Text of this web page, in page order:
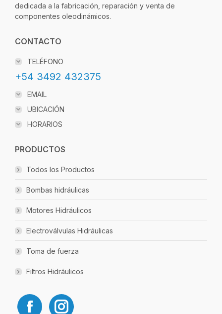
dedicada a la fabricación, reparación y venta de
componentes oleodinámicos.
CONTACTO
TELÉFONO
+54 3492 432375
EMAIL
UBICACIÓN
HORARIOS
PRODUCTOS
Todos los Productos
Bombas hidráulicas
Motores Hidráulicos
Electroválvulas Hidráulicas
Toma de fuerza
Filtros Hidráulicos